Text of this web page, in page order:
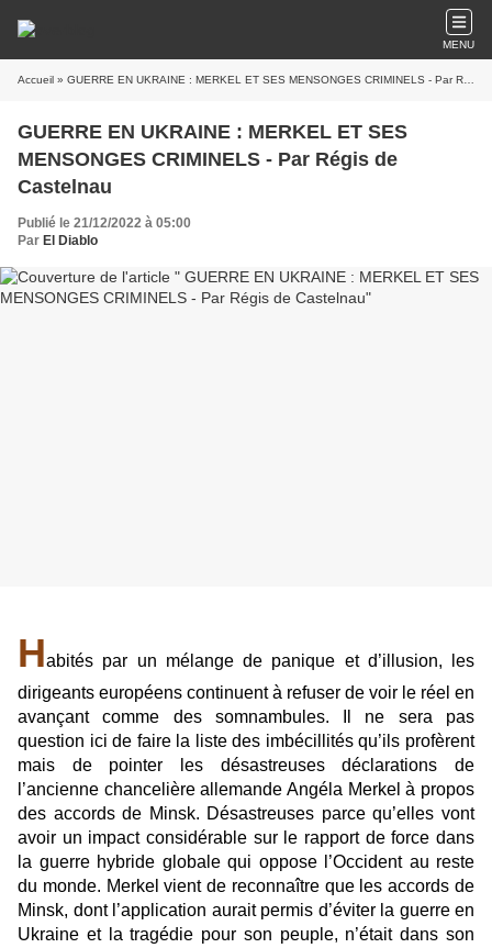
MENU
Accueil » GUERRE EN UKRAINE : MERKEL ET SES MENSONGES CRIMINELS - Par Régis de Castelnau
GUERRE EN UKRAINE : MERKEL ET SES
MENSONGES CRIMINELS - Par Régis de
Castelnau
Publié le 21/12/2022 à 05:00
Par El Diablo
Habités par un mélange de panique et d’illusion, les
dirigeants européens continuent à refuser de voir le réel en
avançant comme des somnambules. Il ne sera pas
question ici de faire la liste des imbécillités qu’ils profèrent
mais de pointer les désastreuses déclarations de
l’ancienne chancelière allemande Angéla Merkel à propos
des accords de Minsk. Désastreuses parce qu’elles vont
avoir un impact considérable sur le rapport de force dans
la guerre hybride globale qui oppose l’Occident au reste
du monde. Merkel vient de reconnaître que les accords de
Minsk, dont l’application aurait permis d’éviter la guerre en
Ukraine et la tragédie pour son peuple, n’était dans son